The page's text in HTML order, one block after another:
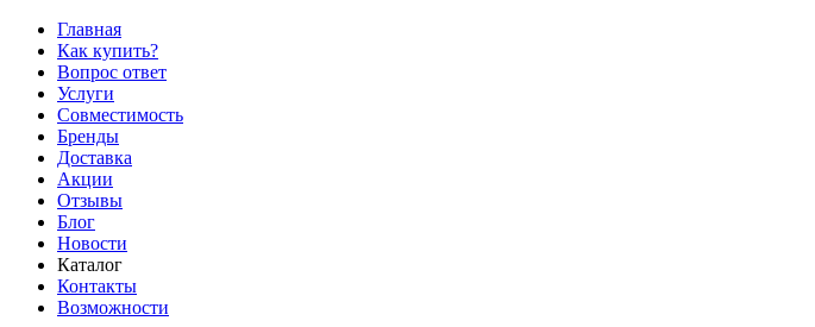
Главная
Как купить?
Вопрос ответ
Услуги
Совместимость
Бренды
Доставка
Акции
Отзывы
Блог
Новости
Каталог
Контакты
Возможности